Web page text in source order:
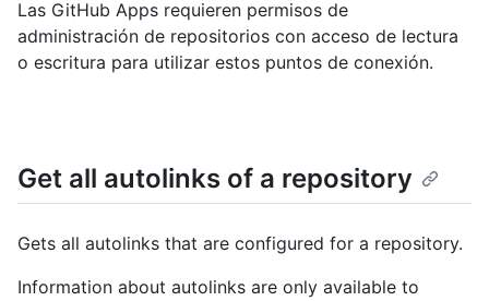
Las GitHub Apps requieren permisos de
administración de repositorios con acceso de lectura
o escritura para utilizar estos puntos de conexión.
Get all autolinks of a repository
Gets all autolinks that are configured for a repository.
Information about autolinks are only available to